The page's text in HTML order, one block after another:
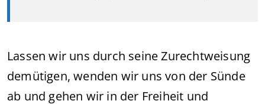
Lassen wir uns durch seine Zurechtweisung
demütigen, wenden wir uns von der Sünde
ab und gehen wir in der Freiheit und